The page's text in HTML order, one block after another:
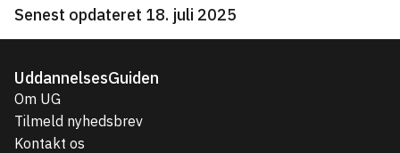
Senest opdateret 18. juli 2025
UddannelsesGuiden
Om UG
Tilmeld nyhedsbrev
Kontakt os